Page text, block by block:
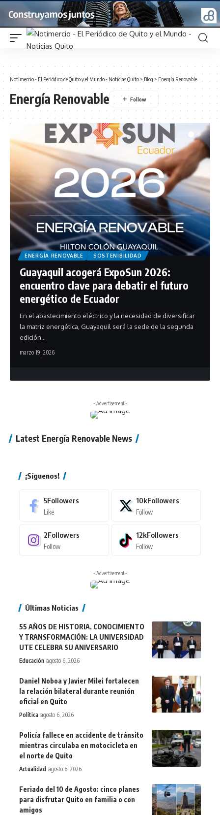
Notimercio - El Periódico de Quito y el Mundo - Noticias Quito > Blog > Energía Renovable
Energía Renovable
ENERGÍA RENOVABLE SOSTENIBILIDAD
Guayaquil acogerá ExpoSun 2026:
encuentro clave para debatir el futuro
energético de Ecuador
En el abastecimiento eléctrico y la necesidad de diversificar
la matriz energética, Guayaquil será la sede de la segunda
edición…
marzo 19, 2026
- Advertisement -
Latest Energía Renovable News
¡Síguenos!
5Followers
Like
10kFollowers
Follow
2Followers
Follow
12kFollowers
Follow
- Advertisement -
Últimas Noticias
55 AÑOS DE HISTORIA, CONOCIMIENTO
Y TRANSFORMACIÓN: LA UNIVERSIDAD
UTE CELEBRA SU ANIVERSARIO
Educación agosto 6, 2026
Daniel Noboa y Javier Milei fortalecen
la relación bilateral durante reunión
oficial en Quito
Política agosto 6, 2026
Policía fallece en accidente de tránsito
mientras circulaba en motocicleta en
el norte de Quito
Actualidad agosto 6, 2026
Feriado del 10 de Agosto: cinco planes
para disfrutar Quito en familia o con
amigos